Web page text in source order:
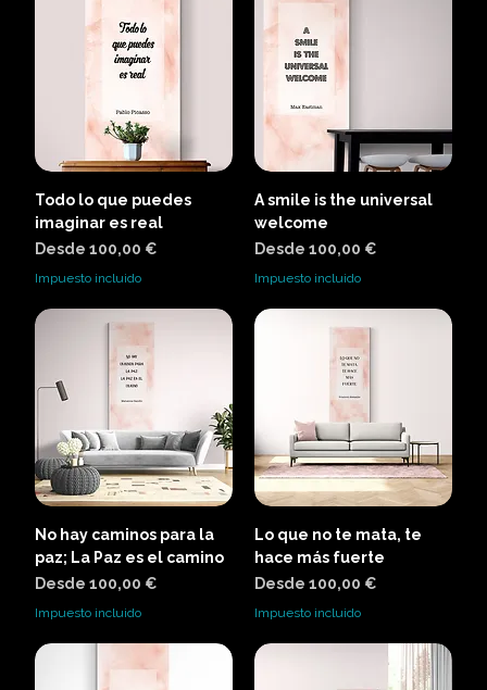
Todo lo que puedes
imaginar es real
Desde 100,00 €
Precio de oferta
Impuesto incluido
A smile is the universal
welcome
Desde 100,00 €
Precio de oferta
Impuesto incluido
No hay caminos para la
paz; La Paz es el camino
Desde 100,00 €
Precio de oferta
Impuesto incluido
Lo que no te mata, te
hace más fuerte
Desde 100,00 €
Precio de oferta
Impuesto incluido